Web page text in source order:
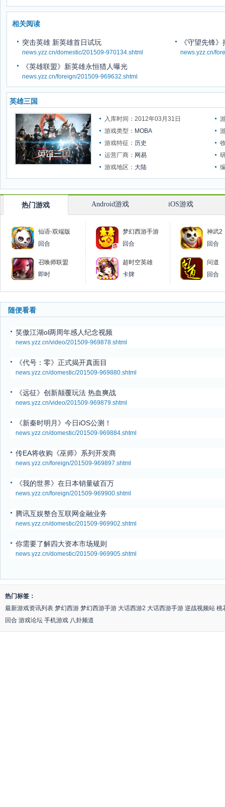
相关阅读
突击英雄 新英雄首日试玩
news.yzz.cn/domestic/201509-970134.shtml
《守望先锋
news.yzz.cn/
《英雄联盟》新英雄永恒猎人曝光
news.yzz.cn/foreign/201509-969632.shtml
英雄三国
入库时间：2012年03月31日
游戏类型： MOBA
游戏特征： 历史
运营厂商： 网易
游戏地区： 大陆
热门游戏 Android游戏 iOS游戏
仙语-双端版
回合
梦幻西游手游
回合
神武2
回合
召唤师联盟
即时
超时空英雄
卡牌
问道
回合
随便看看
笑傲江湖ol两周年感人纪念视频
news.yzz.cn/video/201509-969878.shtml
《代号：零》正式揭开真面目
news.yzz.cn/domestic/201509-969880.shtml
《远征》创新颠覆玩法 热血爽战
news.yzz.cn/video/201509-969879.shtml
《新秦时明月》今日iOS公测！
news.yzz.cn/domestic/201509-969884.shtml
传EA将收购《巫师》系列开发商
news.yzz.cn/foreign/201509-969897.shtml
《我的世界》在日本销量破百万
news.yzz.cn/foreign/201509-969900.shtml
腾讯互娱整合互联网金融业务
news.yzz.cn/domestic/201509-969902.shtml
你需要了解四大资本市场规则
news.yzz.cn/domestic/201509-969905.shtml
热门标签：
最新游戏资讯列表 梦幻西游 梦幻西游手游 大话西游2 大话西游手游 逆战视频站 桃
回合 游戏论坛 手机游戏 八卦频道